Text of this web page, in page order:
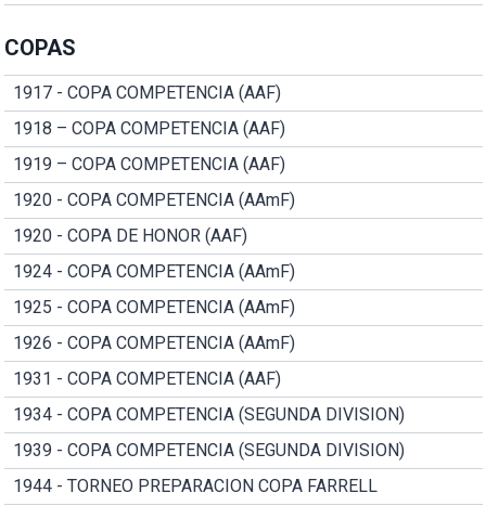
COPAS
1917 - COPA COMPETENCIA (AAF)
1918 – COPA COMPETENCIA (AAF)
1919 – COPA COMPETENCIA (AAF)
1920 - COPA COMPETENCIA (AAmF)
1920 - COPA DE HONOR (AAF)
1924 - COPA COMPETENCIA (AAmF)
1925 - COPA COMPETENCIA (AAmF)
1926 - COPA COMPETENCIA (AAmF)
1931 - COPA COMPETENCIA (AAF)
1934 - COPA COMPETENCIA (SEGUNDA DIVISION)
1939 - COPA COMPETENCIA (SEGUNDA DIVISION)
1944 - TORNEO PREPARACION COPA FARRELL